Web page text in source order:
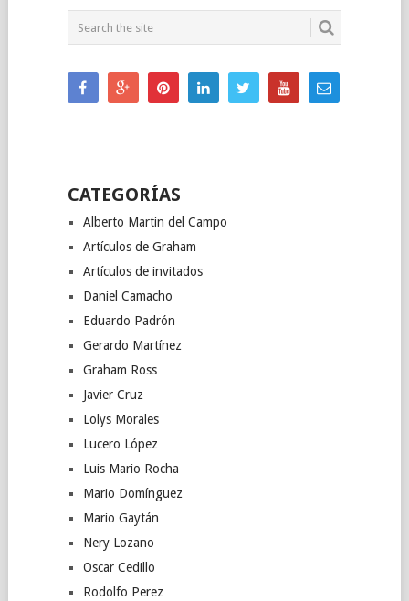
CATEGORÍAS
Alberto Martin del Campo
Artículos de Graham
Artículos de invitados
Daniel Camacho
Eduardo Padrón
Gerardo Martínez
Graham Ross
Javier Cruz
Lolys Morales
Lucero López
Luis Mario Rocha
Mario Domínguez
Mario Gaytán
Nery Lozano
Oscar Cedillo
Rodolfo Perez